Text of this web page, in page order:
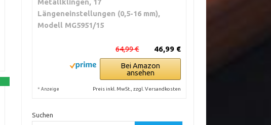
Metallklingen, 17
Längeneinstellungen (0,5-16 mm),
Modell MG5951/15
46,99 €
64,99 €
Bei Amazon
ansehen
* Anzeige Preis inkl. MwSt., zzgl. Versandkosten
Suchen